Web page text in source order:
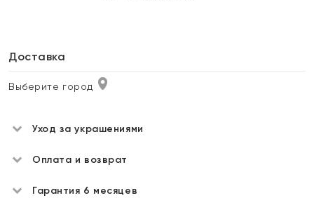
Доставка
Выберите город
Уход за украшениями
Оплата и возврат
Гарантия 6 месяцев